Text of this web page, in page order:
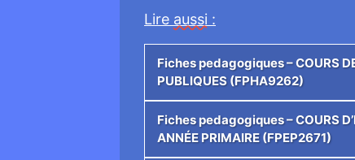
Lire aussi :
Fiches pedagogiques – COURS
PUBLIQUES (FPHA9262)
Fiches pedagogiques – COURS
ANNÉE PRIMAIRE (FPEP2671)